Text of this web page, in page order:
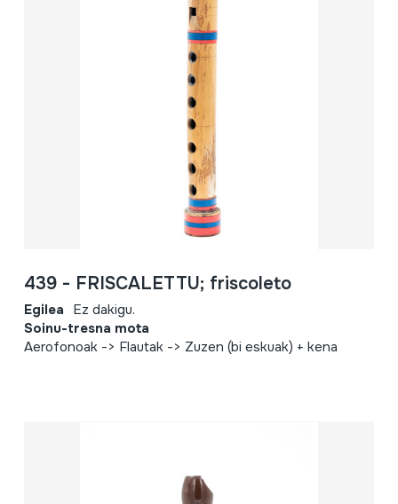
439 - FRISCALETTU; friscoleto
Egilea Ez dakigu.
Soinu-tresna mota
Aerofonoak -> Flautak -> Zuzen (bi eskuak) + kena